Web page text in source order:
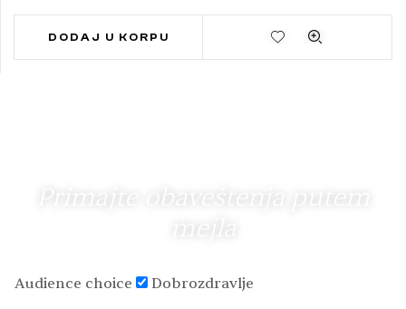
DODAJ U KORPU
Audience choice Dobrozdravlje